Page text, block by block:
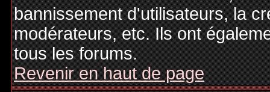
bannissement d'utilisateurs, la
modérateurs, etc. Ils ont
tous les forums.
Revenir en haut de page